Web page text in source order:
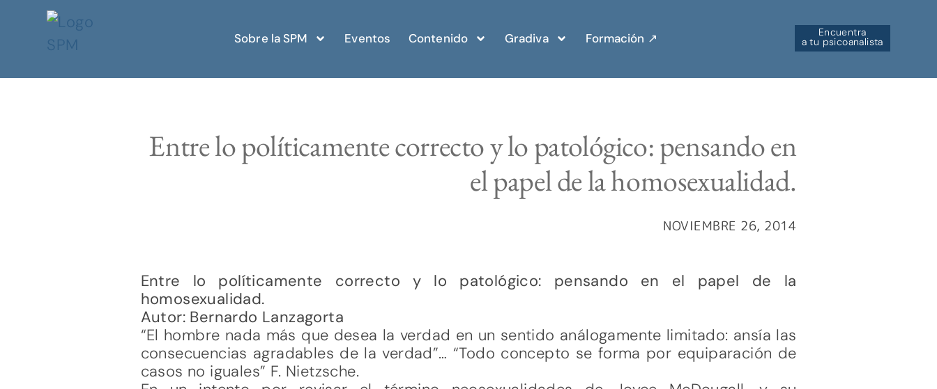
Sobre la SPM Eventos Contenido Gradiva Formación ↗︎ Encuentra
a tu psicoanalista
Entre lo políticamente correcto y lo patológico: pensando en
el papel de la homosexualidad.
NOVIEMBRE 26, 2014
Entre lo políticamente correcto y lo patológico: pensando en el papel de la
homosexualidad.
Autor: Bernardo Lanzagorta
“El hombre nada más que desea la verdad en un sentido análogamente limitado: ansía las
consecuencias agradables de la verdad”… “Todo concepto se forma por equiparación de
casos no iguales” F. Nietzsche.